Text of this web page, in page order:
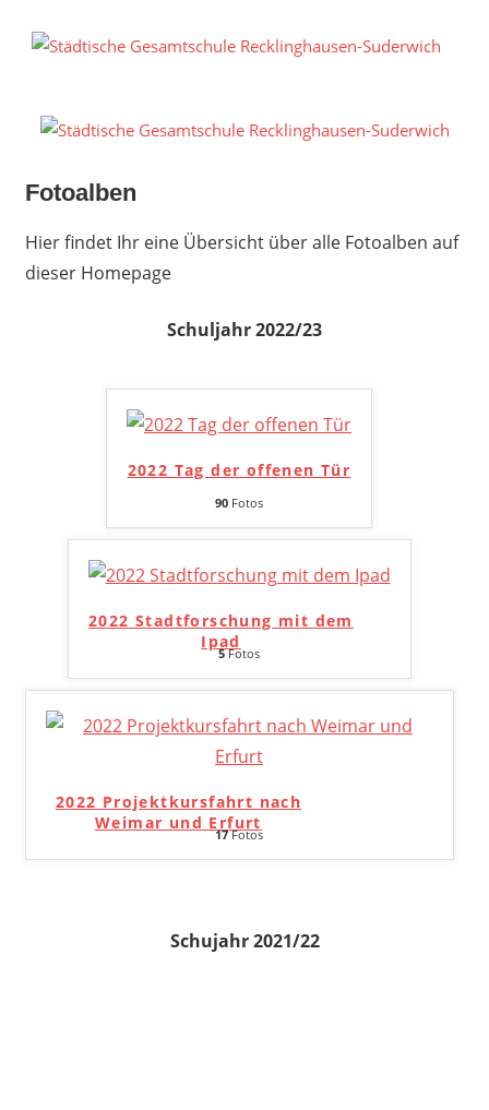
Inhalt
Fotoalben
Hier findet Ihr eine Übersicht über alle Fotoalben auf
dieser Homepage
Schuljahr 2022/23
2022 Tag der offenen Tür
90 Fotos
2022 Stadtforschung mit dem
Ipad
5Fotos
2022 Projektkursfahrt nach
Weimar und Erfurt
17Fotos
Schujahr 2021/22